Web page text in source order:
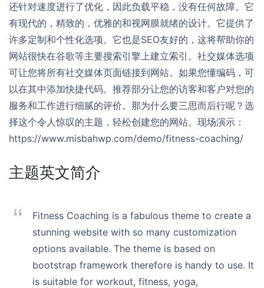
还针对速度进行了优化，因此负载平稳，没有任何故障。它
有现代的，精致的，优雅的和视网膜就绪的设计。它提供了
许多定制和个性化选项。它也是SEO友好的，这将帮助你的
网站很快在谷歌等主要搜索引擎上建立索引。社交媒体选项
可让您将所有社交媒体页面链接到网站。如果您懂编码，可
以在其中添加快捷代码。推荐部分让您的访客和客户对您的
服务和工作进行细腻的评价。那为什么要三思而后行呢？选
择这个令人惊叹的主题，轻松创建您的网站。现场演示：
https://www.misbahwp.com/demo/fitness-coaching/
主题英文简介
Fitness Coaching is a fabulous theme to create a
stunning website with so many customization
options available. The theme is based on
bootstrap framework therefore is handy to use. It
is suitable for workout, fitness, yoga,